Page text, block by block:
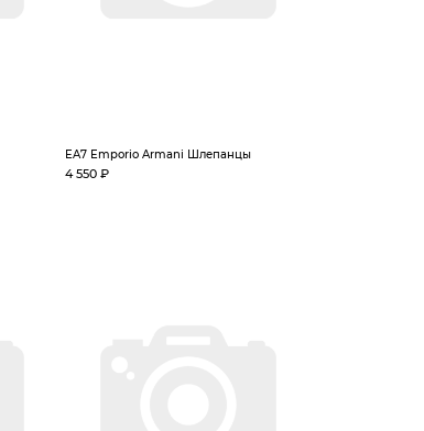
EA7 Emporio Armani Шлепанцы
4 550 ₽